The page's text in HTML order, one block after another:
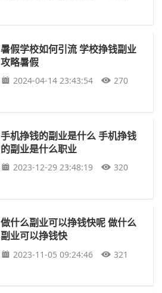
暑假学校如何引流 学校挣钱副业
攻略暑假
2024-04-14 23:43:54 270
手机挣钱的副业是什么 手机挣钱
的副业是什么职业
2023-12-29 23:48:19 320
做什么副业可以挣钱快呢 做什么
副业可以挣钱快
2023-11-05 09:24:46 321